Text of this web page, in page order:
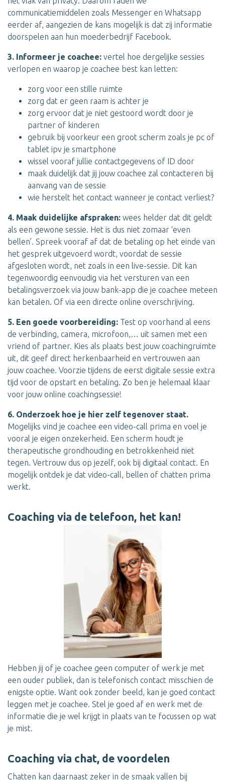
communicatiemiddelen zoals Messenger en Whatsapp
eerder af, aangezien de kans mogelijk is dat zij informatie
doorspelen aan hun moederbedrijf Facebook.
3. Informeer je coachee: vertel hoe dergelijke sessies
verlopen en waarop je coachee best kan letten:
zorg voor een stille ruimte
zorg dat er geen raam is achter je
zorg ervoor dat je niet gestoord wordt door je
partner of kinderen
gebruik bij voorkeur een groot scherm zoals je pc of
tablet ipv je smartphone
wissel vooraf jullie contactgegevens of ID door
maak duidelijk dat jij jouw coachee zal contacteren bij
aanvang van de sessie
wie herstelt het contact wanneer je contact verliest?
4. Maak duidelijke afspraken: wees helder dat dit geldt
als een gewone sessie. Het is dus niet zomaar ‘even
bellen’. Spreek vooraf af dat de betaling op het einde van
het gesprek uitgevoerd wordt, voordat de sessie
afgesloten wordt, net zoals in een live-sessie. Dit kan
tegenwoordig eenvoudig via het versturen van een
betalingsverzoek via jouw bank-app die je coachee meteen
kan betalen. Of via een directe online overschrijving.
5. Een goede voorbereiding: Test op voorhand al eens
de verbinding, camera, microfoon,… uit samen met een
vriend of partner. Kies als plaats best jouw coachingruimte
uit, dit geef direct herkenbaarheid en vertrouwen aan
jouw coachee. Voorzie tijdens de eerst digitale sessie extra
tijd voor de opstart en betaling. Zo ben je helemaal klaar
voor jouw online coachingsessie!
6. Onderzoek hoe je hier zelf tegenover staat.
Mogelijks vind je coachee een video-call prima en voel je
vooral je eigen onzekerheid. Een scherm houdt je
therapeutische grondhouding en betrokkenheid niet
tegen. Vertrouw dus op jezelf, ook bij digitaal contact. En
mogelijk ontdek je dat video-call, bellen of chatten prima
werkt.
Coaching via de telefoon, het kan!
Hebben jij of je coachee geen computer of werk je met
een ouder publiek, dan is telefonisch contact misschien de
enigste optie. Want ook zonder beeld, kan je goed contact
leggen met je coachee. Stel je goed af en werk met de
informatie die je wel krijgt in plaats van te focussen op wat
je mist.
Coaching via chat, de voordelen
Chatten kan daarnaast zeker in de smaak vallen bij